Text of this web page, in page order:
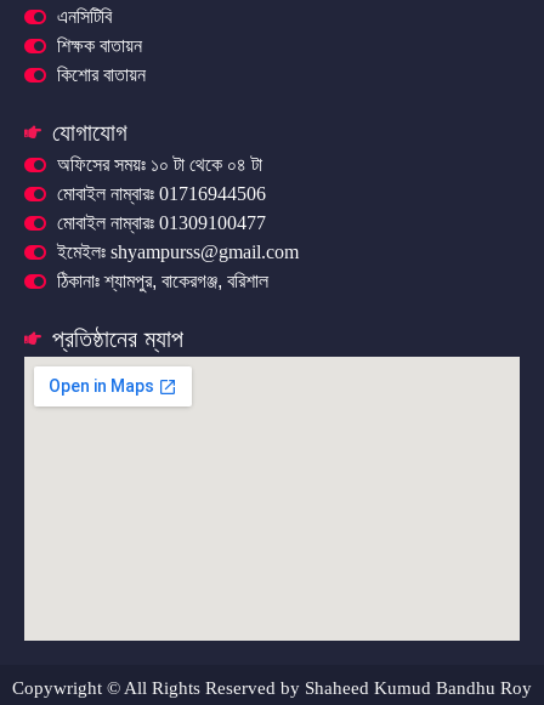
এনসিটিবি
শিক্ষক বাতায়ন
কিশোর বাতায়ন
যোগাযোগ
অফিসের সময়ঃ ১০ টা থেকে ০৪ টা
মোবাইল নাম্বারঃ 01716944506
মোবাইল নাম্বারঃ 01309100477
ইমেইলঃ shyampurss@gmail.com
ঠিকানাঃ শ্যামপুর, বাকেরগঞ্জ, বরিশাল
প্রতিষ্ঠানের ম্যাপ
Copywright © All Rights Reserved by Shaheed Kumud Bandhu Roy